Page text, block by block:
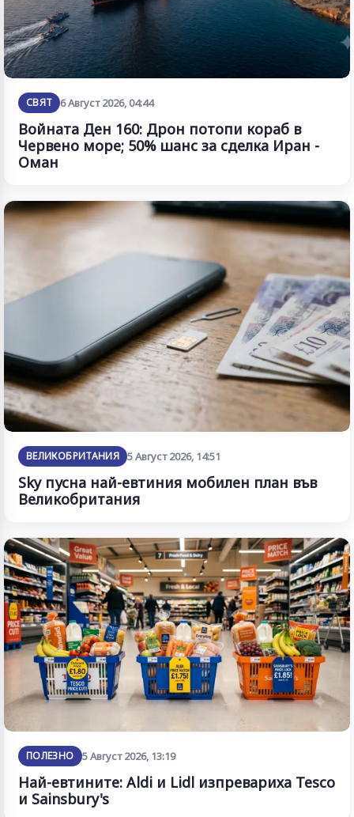
СВЯТ 6 Август 2026, 04:44
Войната Ден 160: Дрон потопи кораб в
Червено море; 50% шанс за сделка Иран -
Оман
ВЕЛИКОБРИТАНИЯ 5 Август 2026, 14:51
Sky пусна най-евтиния мобилен план във
Великобритания
ПОЛЕЗНО 5 Август 2026, 13:19
Най-евтините: Aldi и Lidl изпревариха Tesco
и Sainsbury's